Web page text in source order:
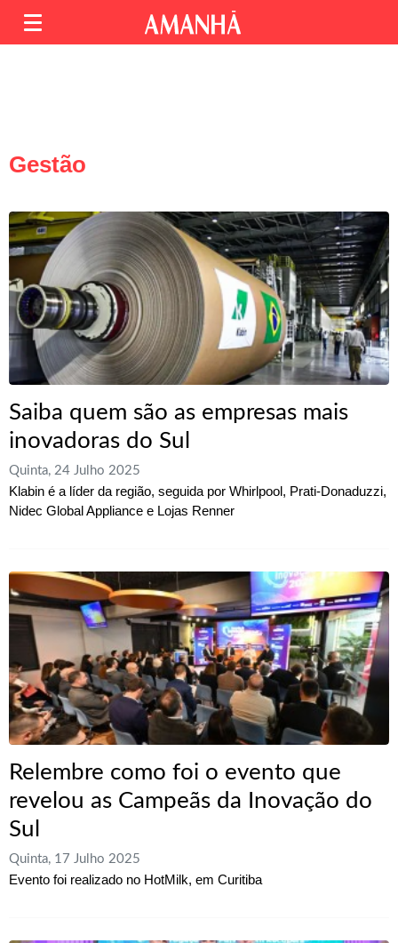
Gestão
Saiba quem são as empresas mais
inovadoras do Sul
Quinta, 24 Julho 2025
Klabin é a líder da região, seguida por Whirlpool, Prati-Donaduzzi,
Nidec Global Appliance e Lojas Renner
Relembre como foi o evento que
revelou as Campeãs da Inovação do
Sul
Quinta, 17 Julho 2025
Evento foi realizado no HotMilk, em Curitiba